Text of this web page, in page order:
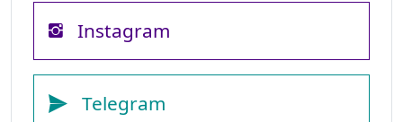
Instagram
Telegram